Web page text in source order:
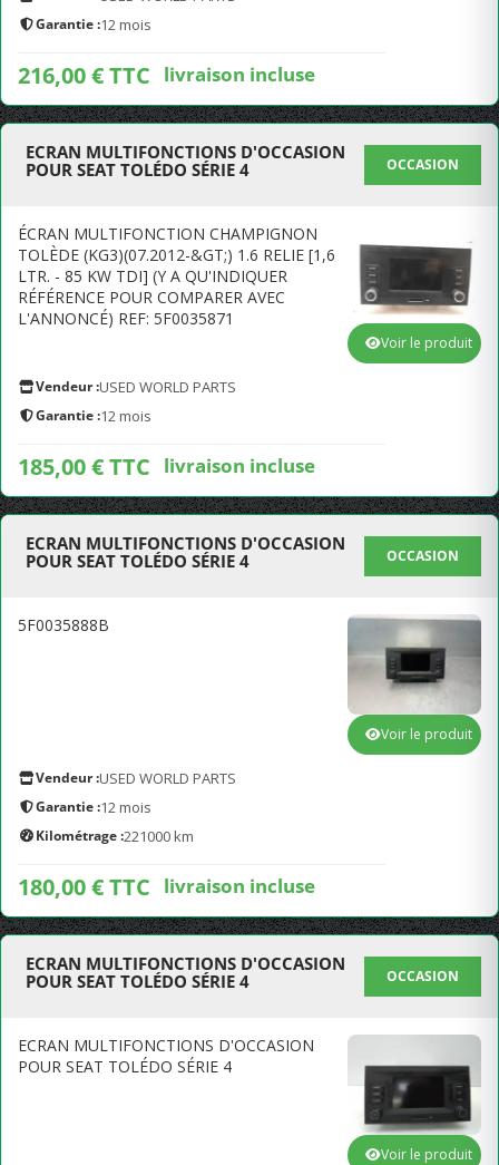
Garantie :12 mois
216,00 € TTC livraison incluse
ECRAN MULTIFONCTIONS D'OCCASION
POUR SEAT TOLÉDO SÉRIE 4
OCCASION
ÉCRAN MULTIFONCTION CHAMPIGNON
TOLÈDE (KG3)(07.2012-&GT;) 1.6 RELIE [1,6
LTR. - 85 KW TDI] (Y A QU'INDIQUER
RÉFÉRENCE POUR COMPARER AVEC
L'ANNONCÉ) REF: 5F0035871
Vendeur :USED WORLD PARTS
Garantie :12 mois
185,00 € TTC livraison incluse
Voir le produit
ECRAN MULTIFONCTIONS D'OCCASION
POUR SEAT TOLÉDO SÉRIE 4
OCCASION
5F0035888B
Vendeur :USED WORLD PARTS
Garantie :12 mois
Kilométrage :221000 km
180,00 € TTC livraison incluse
Voir le produit
ECRAN MULTIFONCTIONS D'OCCASION
POUR SEAT TOLÉDO SÉRIE 4
OCCASION
ECRAN MULTIFONCTIONS D'OCCASION
POUR SEAT TOLÉDO SÉRIE 4
Voir le produit